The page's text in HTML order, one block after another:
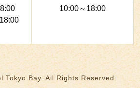
10:00～18:00
Tokyo Bay. All Rights Reserved.